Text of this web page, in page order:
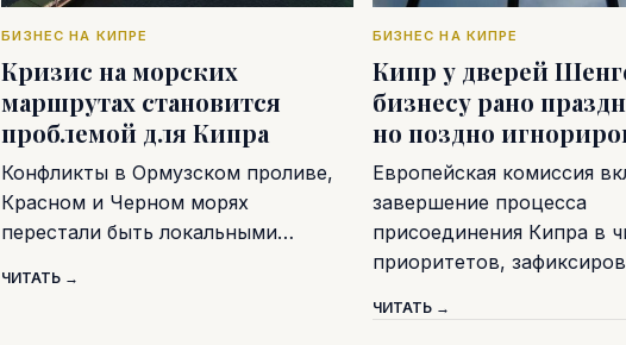
БИЗНЕС НА КИПРЕ
Кризис на морских
маршрутах становится
проблемой для Кипра
Конфликты в Ормузском проливе,
Красном и Черном морях
перестали быть локальными…
ЧИТАТЬ →
БИЗНЕС НА КИПРЕ
Кипр у дверей
бизнесу рано
но поздно
Европейская комиссия
завершение процесса
присоединения Кипра в
приоритетов,
ЧИТАТЬ →